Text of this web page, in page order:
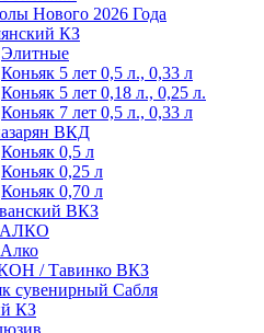
Нового 2026 Года
КЗ
Элитные
Коньяк 5 лет 0,5 л., 0,33 л
Коньяк 5 лет 0,18 л., 0,25 л.
Коньяк 7 лет 0,5 л., 0,33 л
ВКД
Коньяк 0,5 л
Коньяк 0,25 л
Коньяк 0,70 л
ВКЗ
/ Тавинко ВКЗ
сувенирный Сабля
КЗ